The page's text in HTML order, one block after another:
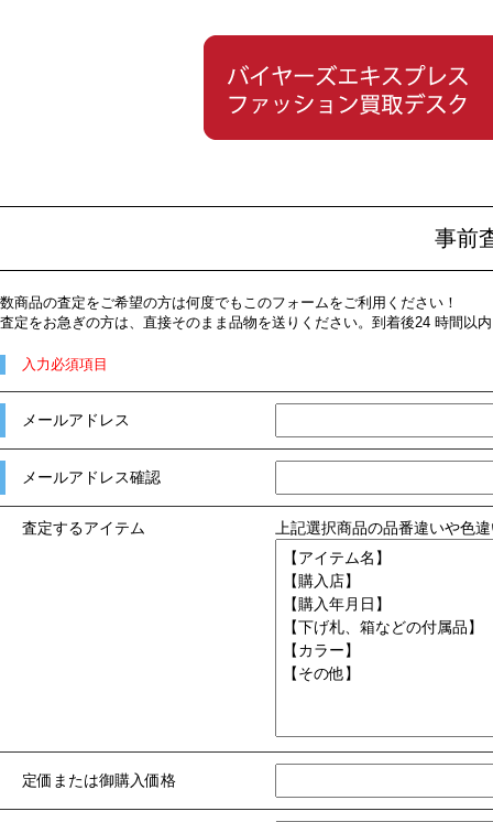
事前
数商品の査定をご希望の方は何度でもこのフォームをご利用ください！
査定をお急ぎの方は、直接そのまま品物を送りください。到着後24 時間以
入力必須項目
メールアドレス
メールアドレス確認
査定するアイテム 上記選択商品の品番違いや色
定価または御購入価格